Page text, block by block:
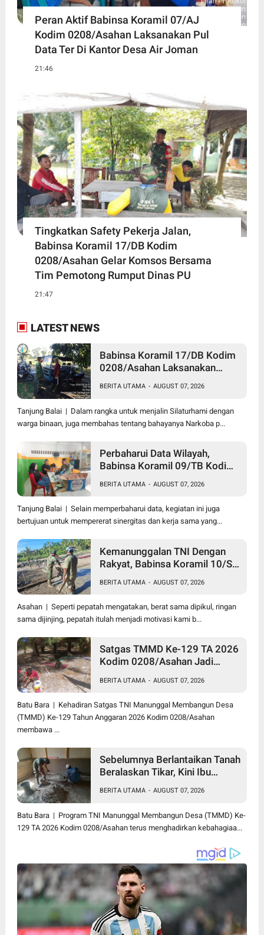
Peran Aktif Babinsa Koramil 07/AJ
Kodim 0208/Asahan Laksanakan Pul
Data Ter Di Kantor Desa Air Joman
21:46
Tingkatkan Safety Pekerja Jalan,
Babinsa Koramil 17/DB Kodim
0208/Asahan Gelar Komsos Bersama
Tim Pemotong Rumput Dinas PU
21:47
LATEST NEWS
Babinsa Koramil 17/DB Kodim
0208/Asahan Laksanakan
BERITA UTAMA - AUGUST 07, 2026
Tanjung Balai | Dalam rangka untuk menjalin Silaturhami dengan
warga binaan, juga membahas tentang bahayanya Narkoba p...
Perbaharui Data Wilayah,
Babinsa Koramil 09/TB Kodim
Ter Di Kantor Kelurahan
BERITA UTAMA - AUGUST 07, 2026
Tanjung Balai | Selain memperbaharui data, kegiatan ini juga
bertujuan untuk mempererat sinergitas dan kerja sama yang...
Kemanunggalan TNI Dengan
Rakyat, Babinsa Koramil 10/SK
(Cor) Bangun Rumah Warga
BERITA UTAMA - AUGUST 07, 2026
Asahan | Seperti pepatah mengatakan, berat sama dipikul, ringan
sama dijinjing, pepatah itulah menjadi motivasi kami b...
Satgas TMMD Ke-129 TA 2026
Kodim 0208/Asahan Jadi
Maghribi yang Mulai Rapuh
BERITA UTAMA - AUGUST 07, 2026
Batu Bara | Kehadiran Satgas TNI Manunggal Membangun Desa
(TMMD) Ke-129 Tahun Anggaran 2026 Kodim 0208/Asahan
membawa ...
Sebelumnya Berlantaikan Tanah
Beralaskan Tikar, Kini Ibu
yang Layak Berkat Satgas
TMMD Ke-129 Kodim
0208/Asahan
BERITA UTAMA - AUGUST 07, 2026
Batu Bara | Program TNI Manunggal Membangun Desa (TMMD) Ke-
129 TA 2026 Kodim 0208/Asahan terus menghadirkan kebahagiaa...